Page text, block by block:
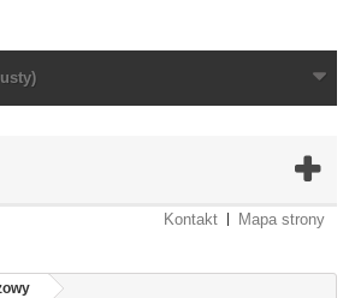
Kontakt Mapa strony